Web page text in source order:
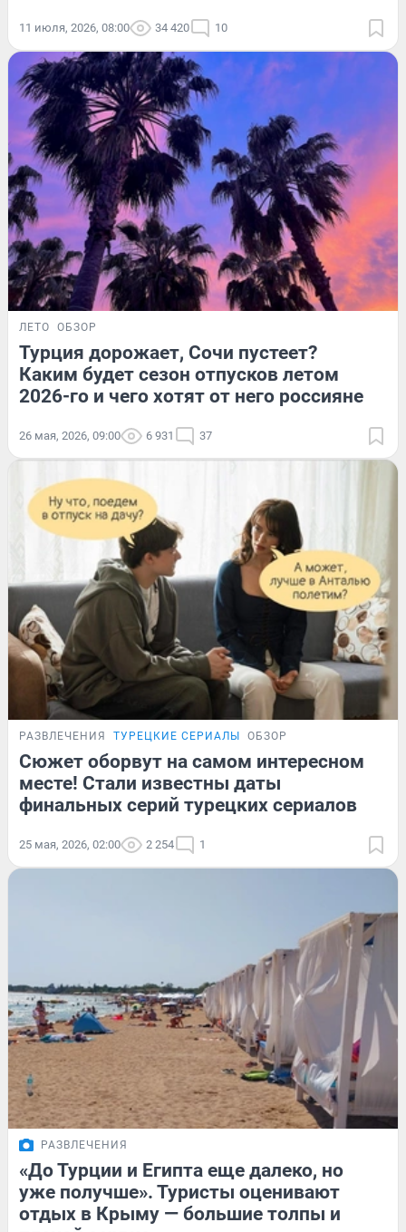
11 июля, 2026, 08:00 34 420 10
ЛЕТО ОБЗОР
Турция дорожает, Сочи пустеет?
Каким будет сезон отпусков летом
2026-го и чего хотят от него россияне
26 мая, 2026, 09:00 6 931 37
РАЗВЛЕЧЕНИЯ ТУРЕЦКИЕ СЕРИАЛЫ ОБЗОР
Сюжет оборвут на самом интересном
месте! Стали известны даты
финальных серий турецких сериалов
25 мая, 2026, 02:00 2 254 1
РАЗВЛЕЧЕНИЯ
«До Турции и Египта еще далеко, но
уже получше». Туристы оценивают
отдых в Крыму — большие толпы и